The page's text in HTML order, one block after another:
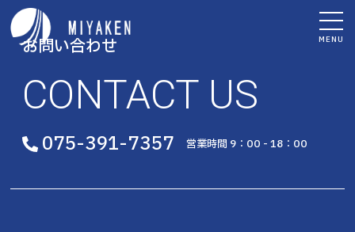
MENU
お問い合わせ
CONTACT US
075-391-7357 営業時間 9：00 - 18：00